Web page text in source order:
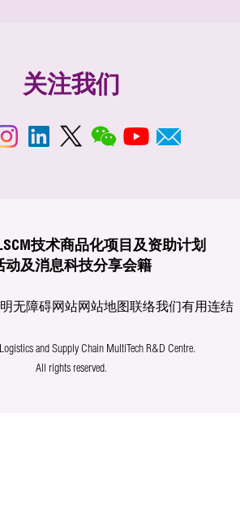
关注我们
技术商品化项目及资助计划
动及消息科技分享会籍
无障碍网站网站地图联络我们有用连结
and Supply Chain MultiTech R&D Centre.
All rights reserved.